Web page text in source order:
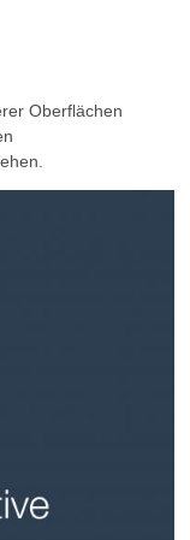
Oberflächen
Automotive Bereich
bietet